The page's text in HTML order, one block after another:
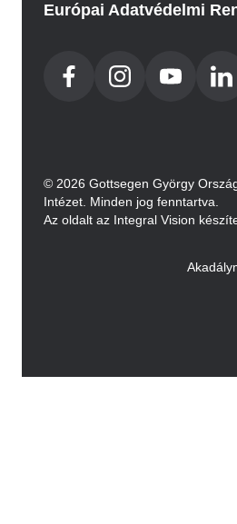
Európai Adatvédelmi
© 2026 Gottsegen György
Intézet. Minden jog fenntartva.
Az oldalt az Integral Vision